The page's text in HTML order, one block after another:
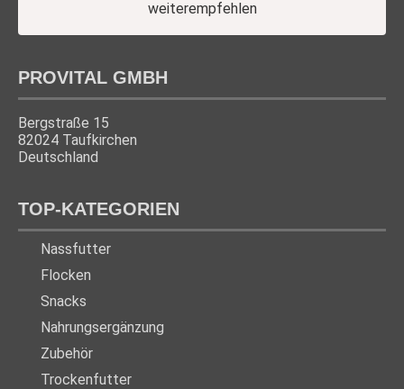
PROVITAL GMBH
Bergstraße 15
82024 Taufkirchen
Deutschland
TOP-KATEGORIEN
Nassfutter
Flocken
Snacks
Nahrungsergänzung
Zubehör
Trockenfutter